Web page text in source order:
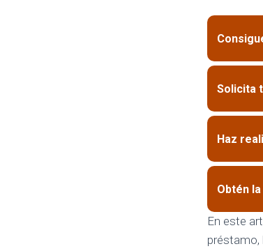
Solicita
Haz
Obtén
En este
préstamo,